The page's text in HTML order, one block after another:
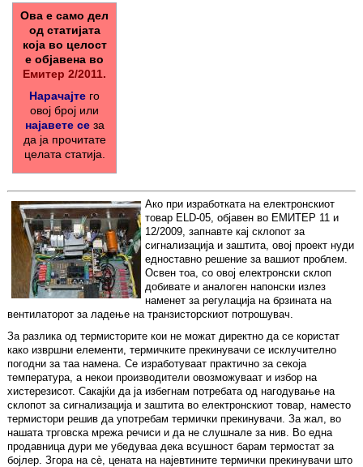
Ова е само дел
од статијата
која во целост
е објавена во
Емитер 2/2011.
Нарачајте го
овој број или
најавете сеза
да ја прочитате
целата статија.
Ако при изработката на електронскиот
товар ELD-05, објавен во ЕМИТЕР 11 и
12/2009, запнавте кај склопот за
сигнализација и заштита, овој проект нуди
едноставно решение за вашиот проблем.
Освен тоа, со овој електронски склоп
добивате и аналоген напонски излез
наменет за регулација на брзината на
вентилаторот за ладење на транзисторскиот потрошувач.
За разлика од термисторите кои не можат директно да се користат
како извршни елементи, термичките прекинувачи се исклучително
погодни за таа намена. Се изработуваат практично за секоја
температура, а некои производители овозможуваат и избор на
хистерезисот. Сакајќи да ја избегнам потребата од нагодување на
склопот за сигнализација и заштита во електронскиот товар, наместо
термистори решив да употребам термички прекинувачи. За жал, во
нашата трговска мрежа речиси и да не слушнале за нив. Во една
продавница дури ме убедуваа дека всушност барам термостат за
бојлер. Згора на сè, цената на најевтините термички прекинувачи што